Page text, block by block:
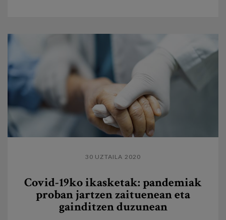
30 UZTAILA 2020
Covid-19ko ikasketak: pandemiak
proban jartzen zaituenean eta
gainditzen duzunean